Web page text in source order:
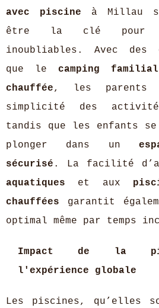
avec piscine à Millau
être la clé pour
inoubliables. Avec des
que lecamping
chauffée, les parents
simplicité des
tandis que les enfants
plonger dans un
sécurisé . La facilité
aquatiques et aux
chauffées garantit
optimal même par temps
Impact de la
l'expérience globale
Les piscines, qu’elles